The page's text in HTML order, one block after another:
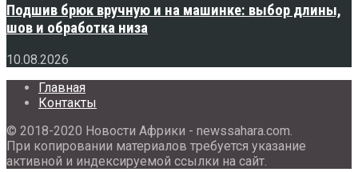
Подшив брюк вручную и на машинке: выбор длины,
шов и обработка низа
10.08.2026
Главная
Контакты
© 2018-2020 Новости Африки - newssahara.com.
При копировании материалов требуется указание
активной и индексируемой ссылки на сайт.